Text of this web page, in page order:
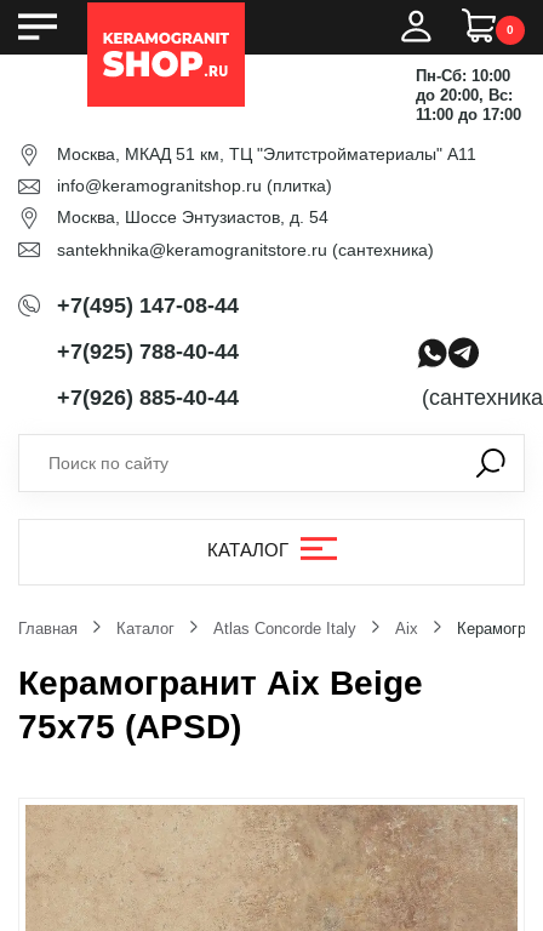
0
Пн-Сб: 10:00
до 20:00, Вс:
11:00 до 17:00
Москва, МКАД 51 км, ТЦ "Элитстройматериалы" А11
info@keramogranitshop.ru (плитка)
Москва, Шоссе Энтузиастов, д. 54
santekhnika@keramogranitstore.ru (сантехника)
+7(495) 147-08-44
+7(925) 788-40-44
+7(926) 885-40-44
КАТАЛОГ
Главная Каталог Atlas Concorde Italy Aix
Керамогранит Aix Beige
75x75 (APSD)